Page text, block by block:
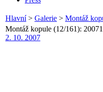
Hlavní> Galerie > Montáž
Montáž kopule (12/161):
2. 10. 2007